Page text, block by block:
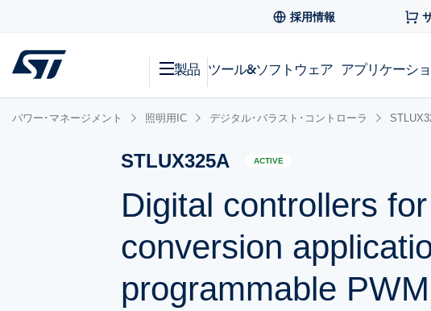
採用情報
製品 ツール&ソフトウェア アプリケーシ
パワー･マネージメント 照明用IC デジタル･バラスト･コントローラ
STLUX325A ACTIVE
Digital controllers
conversion
programmable